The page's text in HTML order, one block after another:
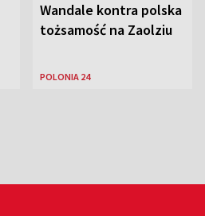
Wandale kontra polska
tożsamość na Zaolziu
POLONIA 24